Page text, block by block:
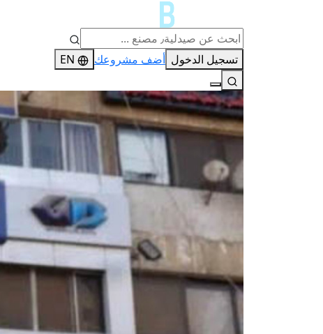
تسجيل الدخول أضف مشروعك EN